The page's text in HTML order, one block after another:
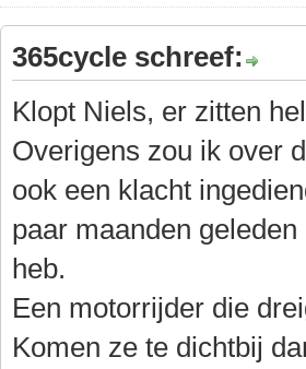
365cycle schreef:
Klopt Niels, er zitten
Overigens zou ik over
ook een klacht
paar maanden
heb.
Een motorrijder die
Komen ze te dichtbij